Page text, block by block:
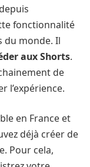
fonctionnalité
du monde. Il
aux Shorts.
de
l’expérience.
en France et
déjà créer de
Pour cela,